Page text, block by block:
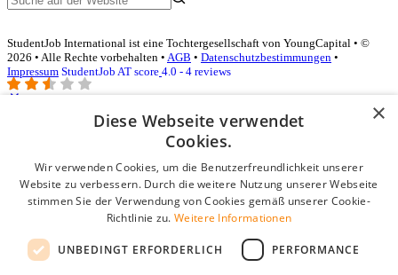
StudentJob International ist eine Tochtergesellschaft von YoungCapital • ©
2026 • Alle Rechte vorbehalten • AGB • Datenschutzbestimmungen •
Impressum StudentJob AT score 4.0 - 4 reviews
Login für Unternehmen
E-Mail*
Passwort
Angemeldet bleiben
Passwort vergessen?
×
Diese Webseite verwendet
Cookies.
Wir verwenden Cookies, um die Benutzerfreundlichkeit unserer
Website zu verbessern. Durch die weitere Nutzung unserer Webseite
stimmen Sie der Verwendung von Cookies gemäß unserer Cookie-
Richtlinie zu. Weitere Informationen
UNBEDINGT ERFORDERLICH PERFORMANCE